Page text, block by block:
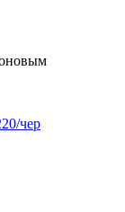
чер